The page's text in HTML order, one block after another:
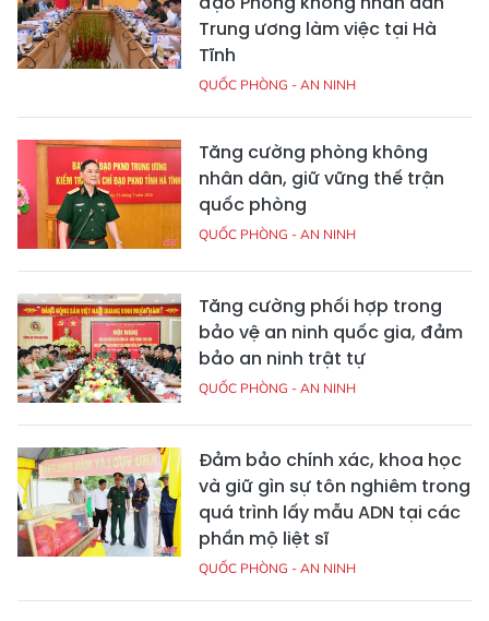
Trung ương làm việc tại Hà
Tĩnh
QUỐC PHÒNG - AN NINH
Tăng cường phòng không
nhân dân, giữ vững thế trận
quốc phòng
QUỐC PHÒNG - AN NINH
Tăng cường phối hợp trong
bảo vệ an ninh quốc gia, đảm
bảo an ninh trật tự
QUỐC PHÒNG - AN NINH
Đảm bảo chính xác, khoa học
và giữ gìn sự tôn nghiêm trong
quá trình lấy mẫu ADN tại các
phần mộ liệt sĩ
QUỐC PHÒNG - AN NINH